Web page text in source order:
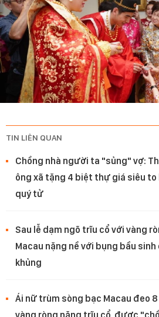
TIN LIÊN QUAN
Chồng nhà người ta "sủng" vợ:
ông xã tặng 4 biệt thự giá siêu to
quý tử
Sau lễ dạm ngõ trĩu cổ với vàng
Macau nặng nề với bụng bầu
khủng
Ái nữ trùm sòng bạc Macau đeo